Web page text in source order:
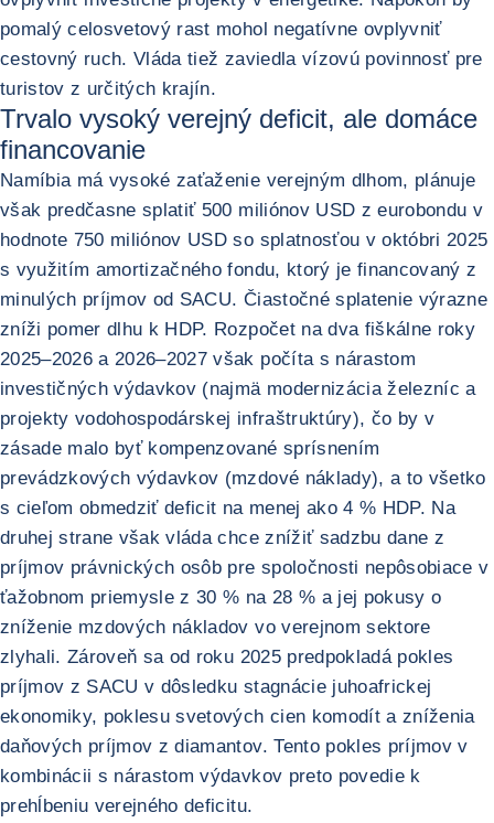
pomalý celosvetový rast mohol negatívne ovplyvniť
cestovný ruch. Vláda tiež zaviedla vízovú povinnosť pre
turistov z určitých krajín.
Trvalo vysoký verejný deficit, ale domáce
financovanie
Namíbia má vysoké zaťaženie verejným dlhom, plánuje
však predčasne splatiť 500 miliónov USD z eurobondu v
hodnote 750 miliónov USD so splatnosťou v októbri 2025
s využitím amortizačného fondu, ktorý je financovaný z
minulých príjmov od SACU. Čiastočné splatenie výrazne
zníži pomer dlhu k HDP. Rozpočet na dva fiškálne roky
2025–2026 a 2026–2027 však počíta s nárastom
investičných výdavkov (najmä modernizácia železníc a
projekty vodohospodárskej infraštruktúry), čo by v
zásade malo byť kompenzované sprísnením
prevádzkových výdavkov (mzdové náklady), a to všetko
s cieľom obmedziť deficit na menej ako 4 % HDP. Na
druhej strane však vláda chce znížiť sadzbu dane z
príjmov právnických osôb pre spoločnosti nepôsobiace v
ťažobnom priemysle z 30 % na 28 % a jej pokusy o
zníženie mzdových nákladov vo verejnom sektore
zlyhali. Zároveň sa od roku 2025 predpokladá pokles
príjmov z SACU v dôsledku stagnácie juhoafrickej
ekonomiky, poklesu svetových cien komodít a zníženia
daňových príjmov z diamantov. Tento pokles príjmov v
kombinácii s nárastom výdavkov preto povedie k
prehĺbeniu verejného deficitu.